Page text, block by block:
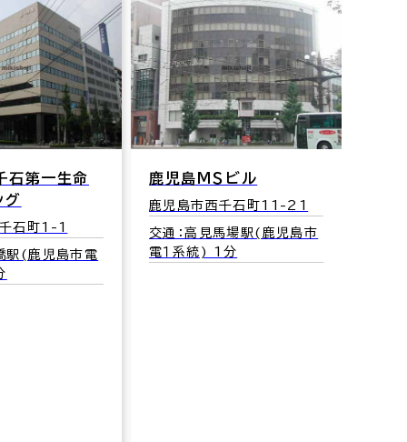
石第一生命
グ
石町1-1
駅(鹿児島市電
鹿児島ＭＳビル
鹿児島市西千石町11-21
交通：高見馬場駅(鹿児島市
電１系統) 1分